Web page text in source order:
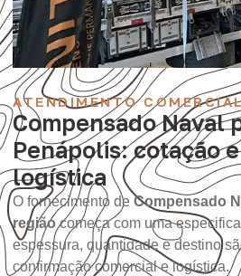
ATENDIMENTO
Compensado Naval
Penápolis: cotação
logística
O fornecimento de Compensado
regiãocomeça com uma
espessura, quantidade e destino
confirmação comercial e logística.